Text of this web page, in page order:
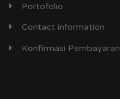
Portofolio
Contact information
Konfirmasi Pembayaran